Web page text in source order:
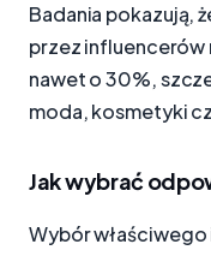
Badania pokazują,
przez
nawet o 30%,
moda, kosmetyki
Jak wybrać
Wybór